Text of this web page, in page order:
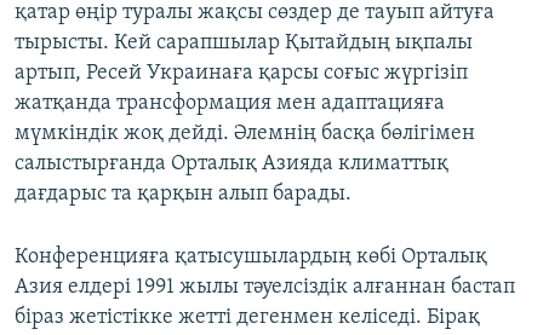
қатар өңір туралы жақсы сөздер де тауып айтуға
тырысты. Кей сарапшылар Қытайдың ықпалы
артып, Ресей Украинаға қарсы соғыс жүргізіп
жатқанда трансформация мен адаптацияға
мүмкіндік жоқ дейді. Әлемнің басқа бөлігімен
салыстырғанда Орталық Азияда климаттық
дағдарыс та қарқын алып барады.
Конференцияға қатысушылардың көбі Орталық
Азия елдері 1991 жылы тәуелсіздік алғаннан бастап
біраз жетістікке жетті дегенмен келіседі. Бірақ